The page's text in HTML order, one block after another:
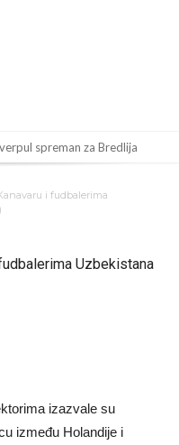
spreman za Bredlija
možemo da idemo toliko
dobio čudesan stadion od 62
i fudbalerima
Uzbekistana
izazvale su
između Holandije i